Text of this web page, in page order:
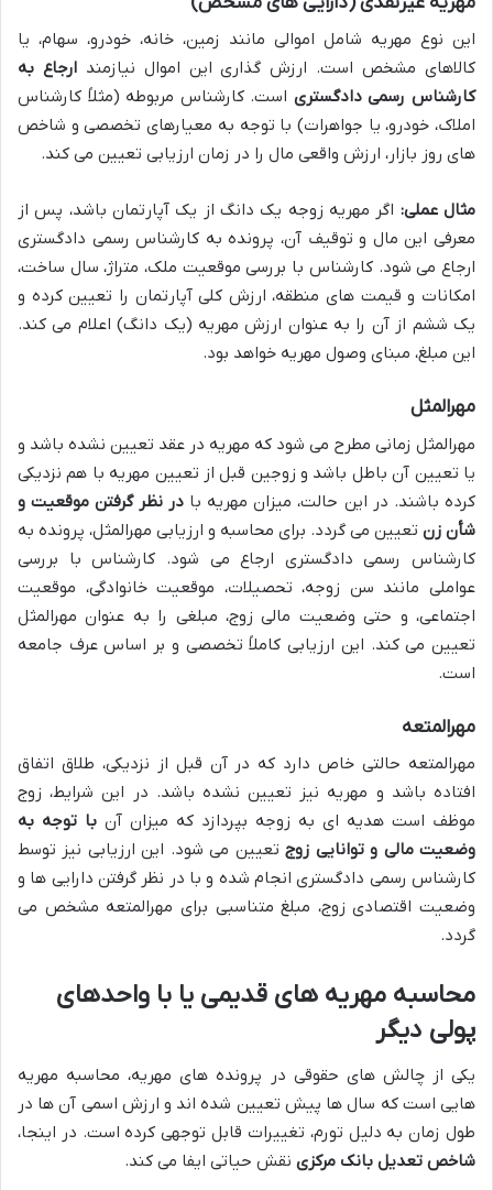
این نوع مهریه شامل اموالی مانند زمین، خانه، خودرو، سهام، یا
کالاهای مشخص است. ارزش گذاری این اموال نیازمندارجاع به
کارشناس رسمی دادگستری است. کارشناس مربوطه (مثلاً کارشناس
املاک، خودرو، یا جواهرات) با توجه به معیارهای تخصصی و شاخص
های روز بازار، ارزش واقعی مال را در زمان ارزیابی تعیین می کند.
مثال عملی: اگر مهریه زوجه یک دانگ از یک آپارتمان باشد، پس از
معرفی این مال و توقیف آن، پرونده به کارشناس رسمی دادگستری
ارجاع می شود. کارشناس با بررسی موقعیت ملک، متراژ، سال ساخت،
امکانات و قیمت های منطقه، ارزش کلی آپارتمان را تعیین کرده و
یک ششم از آن را به عنوان ارزش مهریه (یک دانگ) اعلام می کند.
این مبلغ، مبنای وصول مهریه خواهد بود.
مهرالمثل
مهرالمثل زمانی مطرح می شود که مهریه در عقد تعیین نشده باشد و
یا تعیین آن باطل باشد و زوجین قبل از تعیین مهریه با هم نزدیکی
کرده باشند. در این حالت، میزان مهریه بادر نظر گرفتن موقعیت و
شأن زن تعیین می گردد. برای محاسبه و ارزیابی مهرالمثل، پرونده به
کارشناس رسمی دادگستری ارجاع می شود. کارشناس با بررسی
عواملی مانند سن زوجه، تحصیلات، موقعیت خانوادگی، موقعیت
اجتماعی، و حتی وضعیت مالی زوج، مبلغی را به عنوان مهرالمثل
تعیین می کند. این ارزیابی کاملاً تخصصی و بر اساس عرف جامعه
است.
مهرالمتعه
مهرالمتعه حالتی خاص دارد که در آن قبل از نزدیکی، طلاق اتفاق
افتاده باشد و مهریه نیز تعیین نشده باشد. در این شرایط، زوج
موظف است هدیه ای به زوجه بپردازد که میزان آن با توجه به
وضعیت مالی و توانایی زوجتعیین می شود. این ارزیابی نیز توسط
کارشناس رسمی دادگستری انجام شده و با در نظر گرفتن دارایی ها و
وضعیت اقتصادی زوج، مبلغ متناسبی برای مهرالمتعه مشخص می
گردد.
محاسبه مهریه های قدیمی یا با واحدهای
پولی دیگر
یکی از چالش های حقوقی در پرونده های مهریه، محاسبه مهریه
هایی است که سال ها پیش تعیین شده اند و ارزش اسمی آن ها در
طول زمان به دلیل تورم، تغییرات قابل توجهی کرده است. در اینجا،
شاخص تعدیل بانک مرکزی نقش حیاتی ایفا می کند.